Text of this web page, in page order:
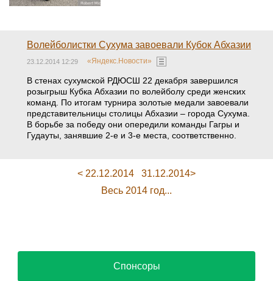
Волейболистки Сухума завоевали Кубок Абхазии
23.12.2014 12:29 «Яндекс.Новости»
В стенах сухумской РДЮСШ 22 декабря завершился
розыгрыш Кубка Абхазии по волейболу среди женских
команд. По итогам турнира золотые медали завоевали
представительницы столицы Абхазии – города Сухума.
В борьбе за победу они опередили команды Гагры и
Гудауты, занявшие 2-е и 3-е места, соответственно.
< 22.12.2014
31.12.2014>
Весь 2014 год...
Спонсоры